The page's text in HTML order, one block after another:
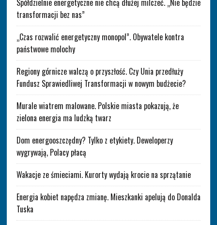
Spółdzielnie energetyczne nie chcą dłużej milczeć. „Nie będzie
transformacji bez nas”
„Czas rozwalić energetyczny monopol”. Obywatele kontra
państwowe molochy
Regiony górnicze walczą o przyszłość. Czy Unia przedłuży
Fundusz Sprawiedliwej Transformacji w nowym budżecie?
Murale wiatrem malowane. Polskie miasta pokazują, że
zielona energia ma ludzką twarz
Dom energooszczędny? Tylko z etykiety. Deweloperzy
wygrywają, Polacy płacą
Wakacje ze śmieciami. Kurorty wydają krocie na sprzątanie
Energia kobiet napędza zmianę. Mieszkanki apelują do Donalda
Tuska